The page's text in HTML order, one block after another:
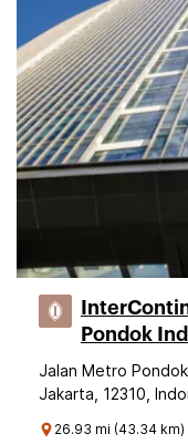
Pondok
Jalan Metro
Jakarta, 12310,
26.93 mi (43.34